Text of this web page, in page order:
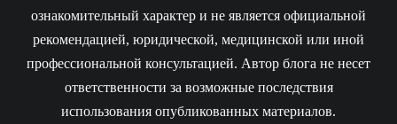
ознакомительный характер и не является официальной
рекомендацией, юридической, медицинской или иной
профессиональной консультацией. Автор блога не несет
ответственности за возможные последствия
использования опубликованных материалов.